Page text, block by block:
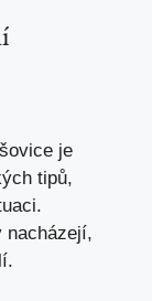
je
tipů,
nacházejí,